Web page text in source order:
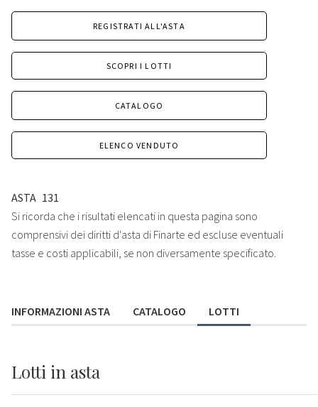
REGISTRATI ALL'ASTA
SCOPRI I LOTTI
CATALOGO
ELENCO VENDUTO
ASTA 131
Si ricorda che i risultati elencati in questa pagina sono
comprensivi dei diritti d'asta di Finarte ed escluse eventuali
tasse e costi applicabili, se non diversamente specificato.
INFORMAZIONI ASTA CATALOGO LOTTI
Lotti in asta